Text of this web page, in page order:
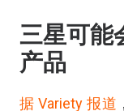
三星可能
产品
据 Variety 报道